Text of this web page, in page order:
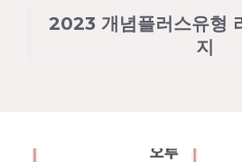
2023 개념플러스유형
지